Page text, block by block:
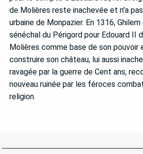
de Molières reste inachevée et n'a
urbaine de Monpazier. En 1316,
sénéchal du Périgord pour Edouard II
Molières comme base de son pouvoir
construire son château, lui aussi
ravagée par la guerre de Cent ans,
nouveau ruinée par les féroces
religion.